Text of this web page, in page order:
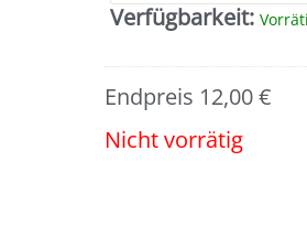
Verfügbarkeit:
Endpreis 12,00€
Nicht vorrätig